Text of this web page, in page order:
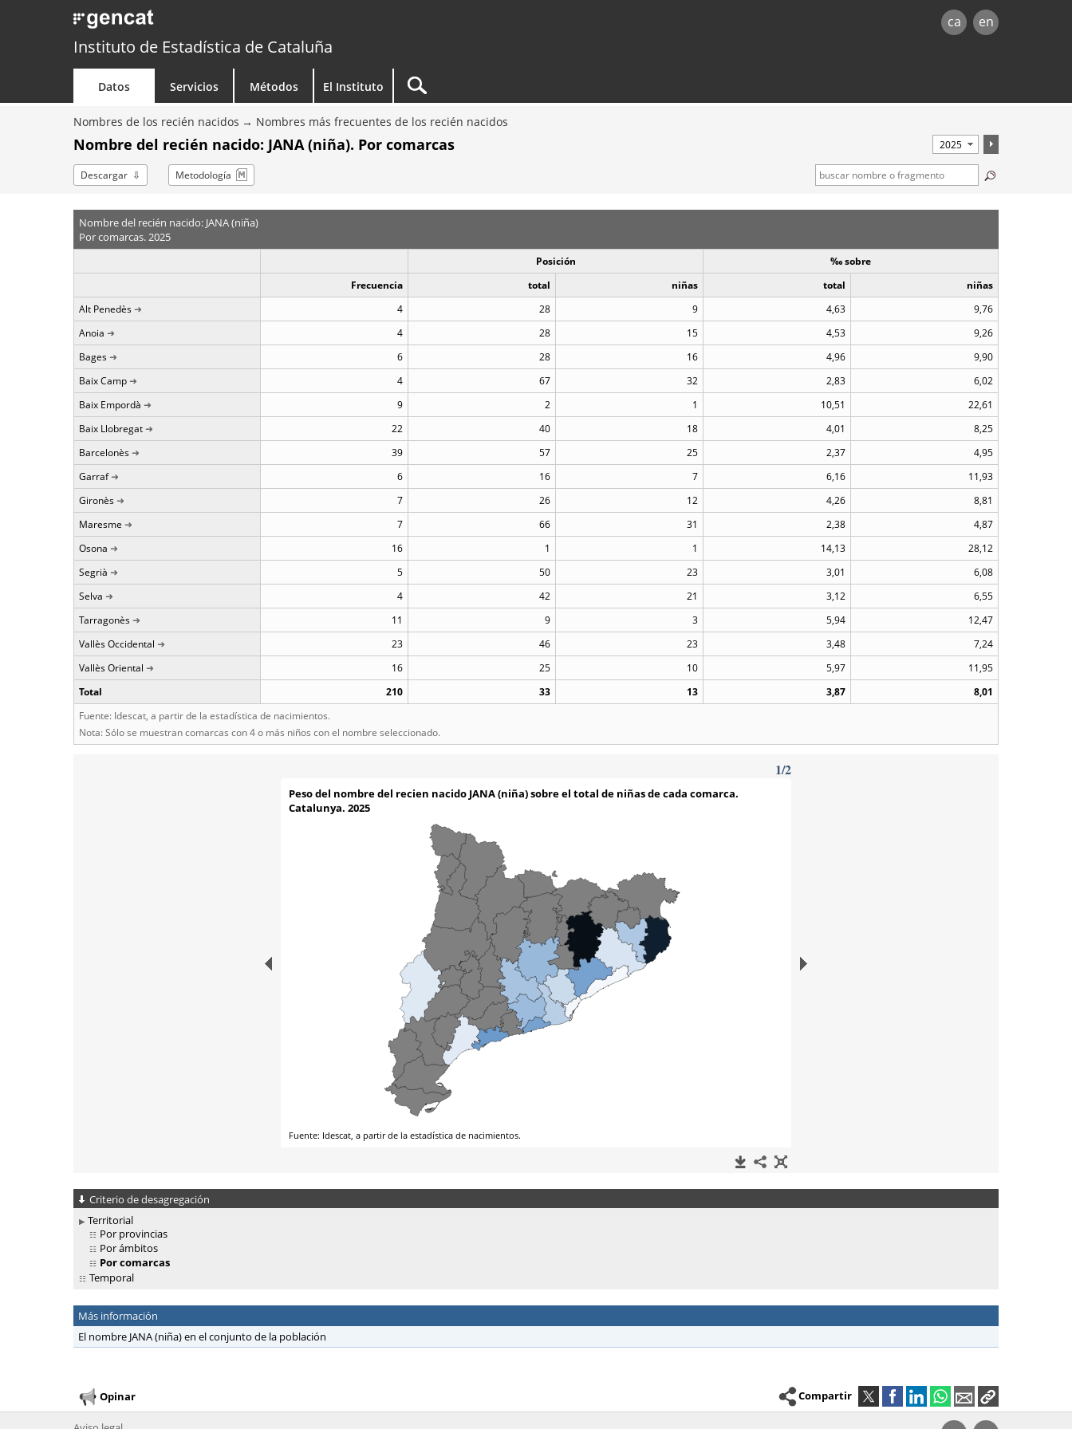
ca en
Instituto de Estadística de Cataluña
Datos Servicios Métodos El Instituto
Nombres de los recién nacidos Nombres más frecuentes de los recién nacidos
Nombre del recién nacido: JANA (niña). Por comarcas
Descargar Metodología
Nombre del recién nacido: JANA (niña)
Por comarcas. 2025
Posición
‰ sobre
Frecuencia
total niñas total
niñas
Alt Penedès
4 28 9 4,63
9,76
Anoia
4 28 15 4,53
9,26
Bages
6 28 16 4,96
9,90
Baix Camp
4 67 32 2,83
6,02
Baix Empordà
9 2 1 10,51
22,61
Baix Llobregat
22 40 18 4,01
8,25
Barcelonès
39 57 25 2,37
4,95
Garraf
6 16 7 6,16
11,93
Gironès
7 26 12 4,26
8,81
Maresme
7 66 31 2,38
4,87
Osona
16 1 1 14,13
28,12
Segrià
5 50 23 3,01
6,08
Selva
4 42 21 3,12
6,55
Tarragonès
11 9 3 5,94
12,47
Vallès Occidental
23 46 23 3,48
7,24
Vallès Oriental
16 25 10 5,97
11,95
Total
210 33 13 3,87
8,01
Fuente: Idescat, a partir de la estadística de nacimientos.
Nota: Sólo se muestran comarcas con 4 o más niños con el nombre seleccionado.
Criterio de desagregación
Territorial
Por provincias
Por ámbitos
Por comarcas
Temporal
Más información
El nombre JANA (niña) en el conjunto de la población
Opinar Compartir